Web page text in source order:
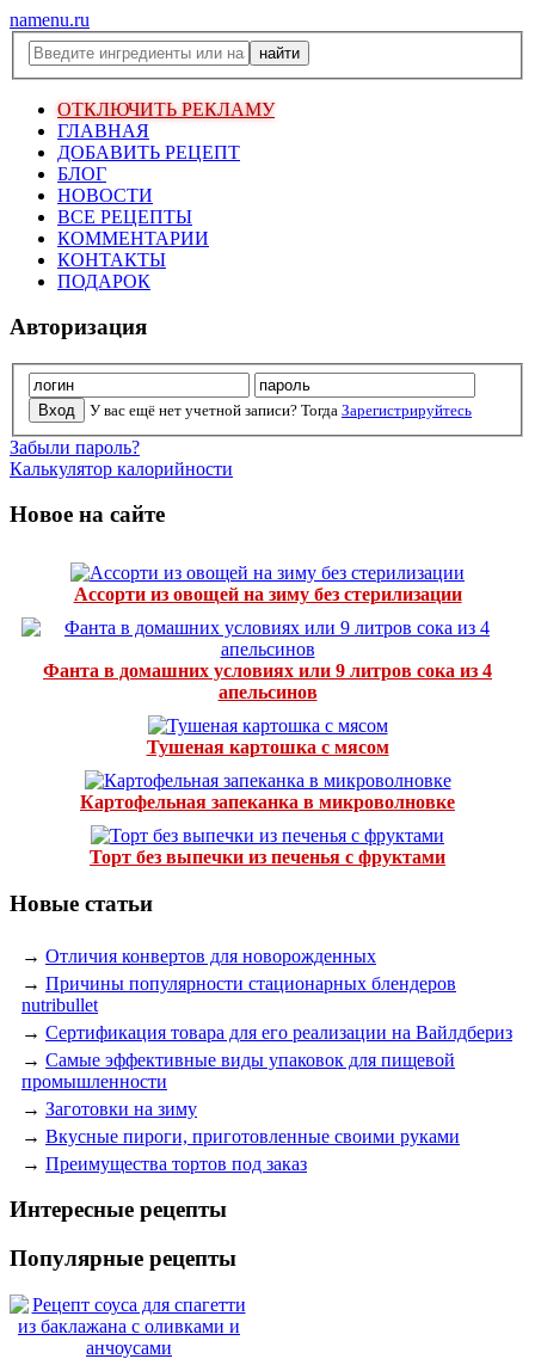
namenu.ru
ОТКЛЮЧИТЬ РЕКЛАМУ
ГЛАВНАЯ
ДОБАВИТЬ РЕЦЕПТ
БЛОГ
НОВОСТИ
ВСЕ РЕЦЕПТЫ
КОММЕНТАРИИ
КОНТАКТЫ
ПОДАРОК
Авторизация
У вас ещё нет учетной записи? Тогда Зарегистрируйтесь
Забыли пароль?
Калькулятор калорийности
Новое на сайте
Ассорти из овощей на зиму без стерилизации
Фанта в домашних условиях или 9 литров сока из 4
апельсинов
Тушеная картошка с мясом
Картофельная запеканка в микроволновке
Торт без выпечки из печенья с фруктами
Новые статьи
→ Отличия конвертов для новорожденных
→ Причины популярности стационарных блендеров
nutribullet
→ Сертификация товара для его реализации на Вайлдбериз
→ Самые эффективные виды упаковок для пищевой
промышленности
→ Заготовки на зиму
→ Вкусные пироги, приготовленные своими руками
→ Преимущества тортов под заказ
Интересные рецепты
Популярные рецепты